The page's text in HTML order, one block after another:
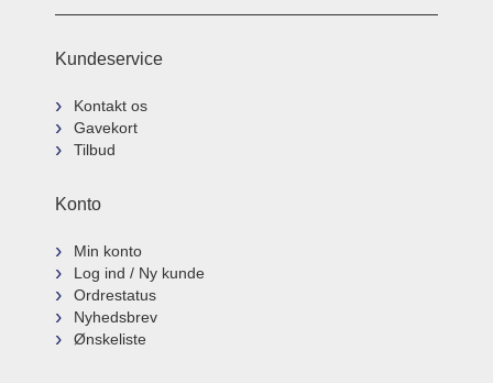
Kundeservice
Kontakt os
Gavekort
Tilbud
Konto
Min konto
Log ind / Ny kunde
Ordrestatus
Nyhedsbrev
Ønskeliste